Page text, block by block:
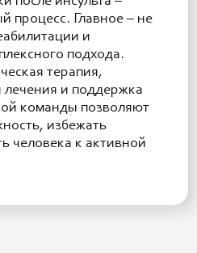
процесс. Главное – не
и
подхода.
терапия,
и поддержка
команды позволяют
избежать
человека к активной